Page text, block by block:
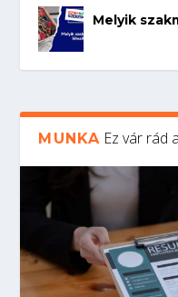
Melyik
MUNKA Ez vár rád